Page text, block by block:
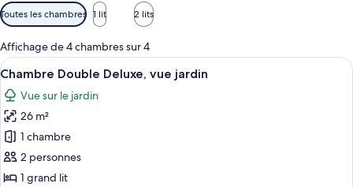
Filtres
disponibles
pour
les
chambres
Toutes les chambres 1 lit 2 lits
Affichage de 4 chambres sur 4
Afficher
toutes
les
photos
pour
ce
type
Une chambre à coucher avec un lit,
2
Chambre Double Deluxe, vue jardin
Vue sur le jardin
26 m²
1 chambre
2 personnes
1 grand lit